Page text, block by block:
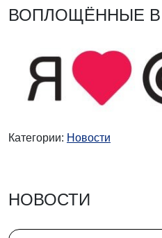
ВОПЛОЩЁННЫЕ
Категории: Новости
НОВОСТИ